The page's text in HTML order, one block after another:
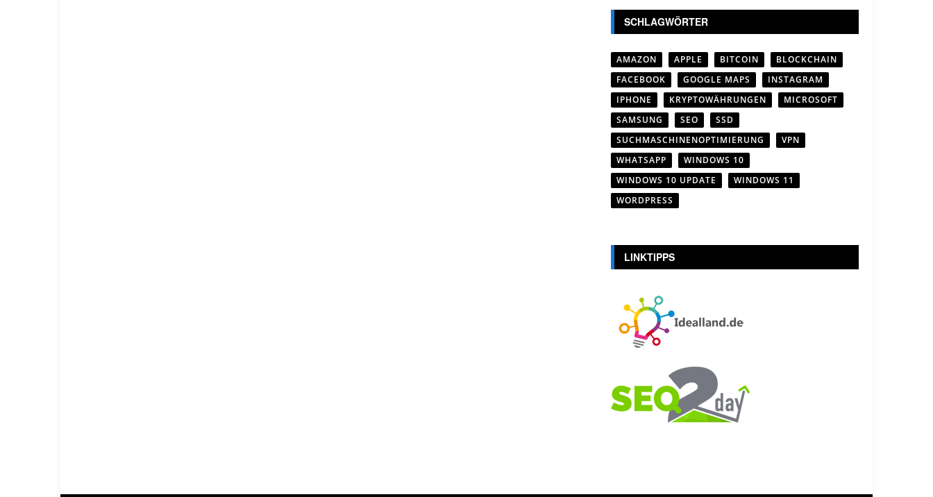
SCHLAGWÖRTER
AMAZON APPLE BITCOIN
BLOCKCHAIN
FACEBOOK
GOOGLE MAPS
INSTAGRAM
IPHONE
KRYPTOWÄHRUNGEN
MICROSOFT
SAMSUNG
SEO
SSD
SUCHMASCHINENOPTIMIERUNG
VPN
WHATSAPP
WINDOWS 10
WINDOWS 10 UPDATE
WINDOWS 11
WORDPRESS
LINKTIPPS